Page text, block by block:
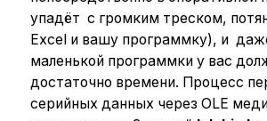
упадёт с громким треском,
Excel и вашу программку), и
маленькой программки у вас
достаточно времени. Процесс
серийных данных через OLE